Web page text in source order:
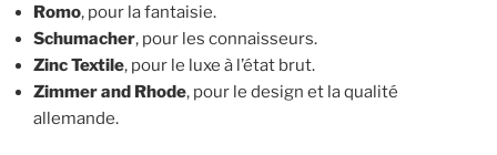
Romo, pour la fantaisie.
Schumacher, pour les connaisseurs.
Zinc Textile, pour le luxe à l’état brut.
Zimmer and Rhode, pour le design et la qualité
allemande.